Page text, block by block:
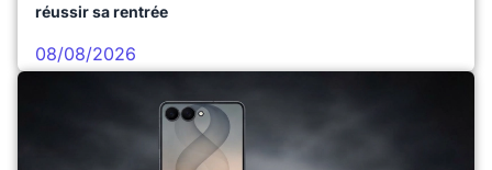
réussir sa rentrée
08/08/2026